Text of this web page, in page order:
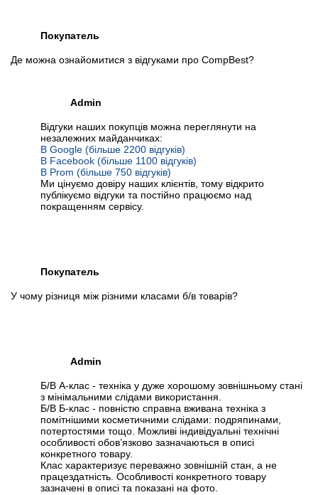
Покупатель
Де можна ознайомитися з відгуками про CompBest?
Admin
Відгуки наших покупців можна переглянути на
незалежних майданчиках:
В Google (більше 2200 відгуків)
В Facebook (більше 1100 відгуків)
В Prom (більше 750 відгуків)
Ми цінуємо довіру наших клієнтів, тому відкрито
публікуємо відгуки та постійно працюємо над
покращенням сервісу.
Покупатель
У чому різниця між різними класами б/в товарів?
Admin
Б/В А-клас - техніка у дуже хорошому зовнішньому стані
з мінімальними слідами використання.
Б/В Б-клас - повністю справна вживана техніка з
помітнішими косметичними слідами: подряпинами,
потертостями тощо. Можливі індивідуальні технічні
особливості обов’язково зазначаються в описі
конкретного товару.
Клас характеризує переважно зовнішній стан, а не
працездатність. Особливості конкретного товару
зазначені в описі та показані на фото.